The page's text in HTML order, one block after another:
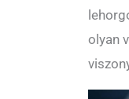
olyan